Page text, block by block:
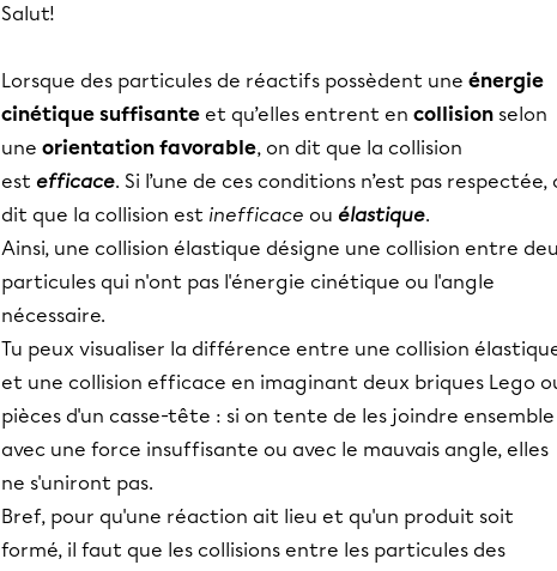
Salut!
Lorsque des particules de réactifs possèdent une énergie
cinétique suffisante et qu’elles entrent en collision selon
une orientation favorable, on dit que la collision
est efficace. Si l’une de ces conditions n’est pas respectée,
dit que la collision est inefficace ou élastique.
Ainsi, une collision élastique désigne une collision entre
particules qui n'ont pas l'énergie cinétique ou l'angle
nécessaire.
Tu peux visualiser la différence entre une collision
et une collision efficace en imaginant deux briques Lego
pièces d'un casse-tête : si on tente de les joindre ensemble
avec une force insuffisante ou avec le mauvais angle, elles
ne s'uniront pas.
Bref, pour qu'une réaction ait lieu et qu'un produit soit
formé, il faut que les collisions entre les particules des